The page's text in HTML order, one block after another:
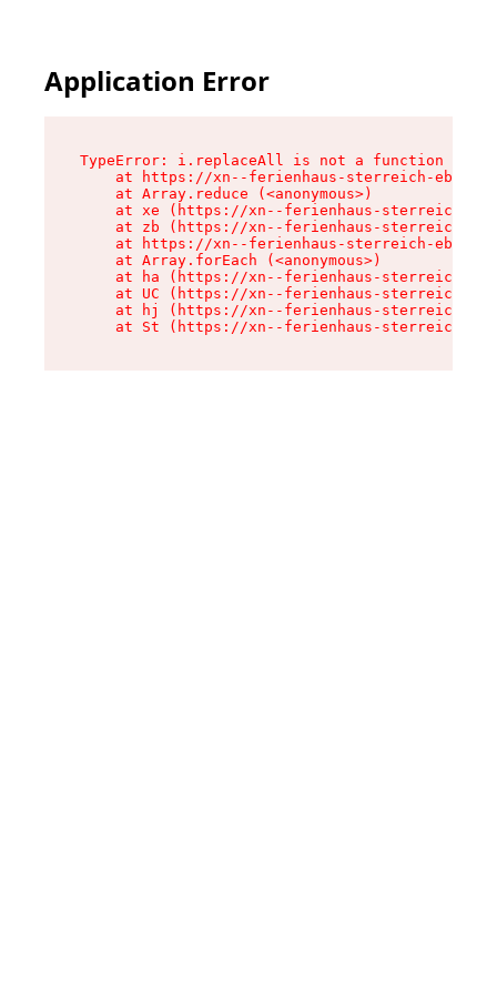
Application Error
TypeError: i.replaceAll is not a function
at https://xn--ferienhaus-sterreich-
    at Array.reduce (<anonymous>)
at xe (https://xn--ferienhaus-sterreich-
at zb (https://xn--ferienhaus-sterreich-
at https://xn--ferienhaus-sterreich-
    at Array.forEach (<anonymous>)
at ha (https://xn--ferienhaus-sterreich-
at UC (https://xn--ferienhaus-sterreich-
at hj (https://xn--ferienhaus-sterreich-
at St (https://xn--ferienhaus-sterreich-